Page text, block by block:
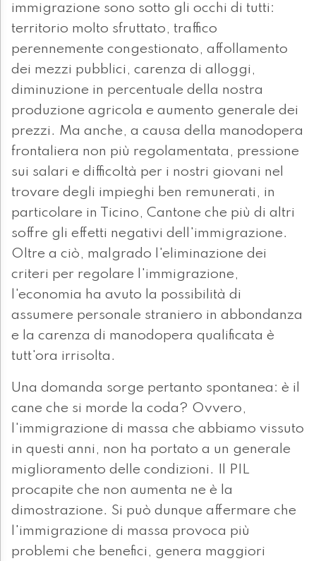
immigrazione sono sotto gli occhi di tutti:
territorio molto sfruttato, traffico
perennemente congestionato, affollamento
dei mezzi pubblici, carenza di alloggi,
diminuzione in percentuale della nostra
produzione agricola e aumento generale dei
prezzi. Ma anche, a causa della manodopera
frontaliera non più regolamentata, pressione
sui salari e difficoltà per i nostri giovani nel
trovare degli impieghi ben remunerati, in
particolare in Ticino, Cantone che più di altri
soffre gli effetti negativi dell'immigrazione.
Oltre a ciò, malgrado l'eliminazione dei
criteri per regolare l'immigrazione,
l'economia ha avuto la possibilità di
assumere personale straniero in abbondanza
e la carenza di manodopera qualificata è
tutt'ora irrisolta.
Una domanda sorge pertanto spontanea: è il
cane che si morde la coda? Ovvero,
l'immigrazione di massa che abbiamo vissuto
in questi anni, non ha portato a un generale
miglioramento delle condizioni. Il PIL
procapite che non aumenta ne è la
dimostrazione. Si può dunque affermare che
l'immigrazione di massa provoca più
problemi che benefici, genera maggiori